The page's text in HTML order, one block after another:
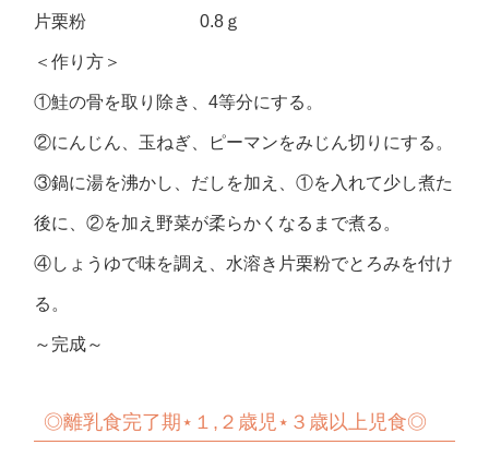
片栗粉 0.8ｇ
＜作り方＞
①鮭の骨を取り除き、4等分にする。
②にんじん、玉ねぎ、ピーマンをみじん切りにする。
③鍋に湯を沸かし、だしを加え、①を入れて少し煮た
後に、②を加え野菜が柔らかくなるまで煮る。
④しょうゆで味を調え、水溶き片栗粉でとろみを付け
る。
～完成～
◎離乳食完了期⋆１,２歳児⋆３歳以上児食◎